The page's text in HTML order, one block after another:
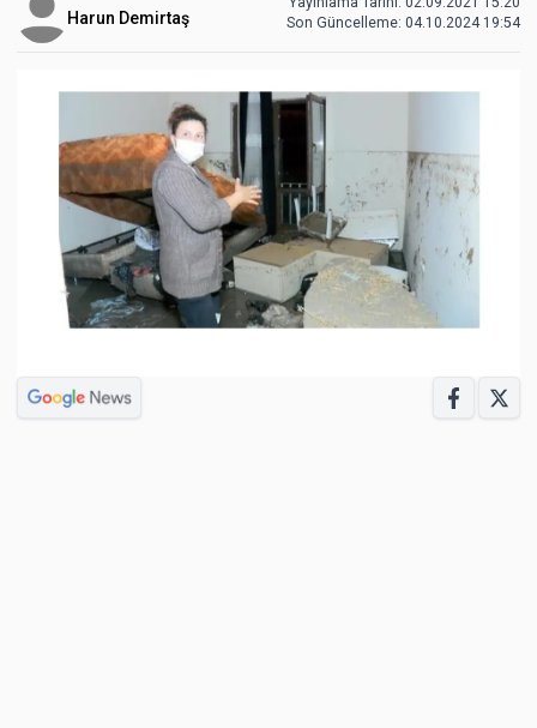
Harun Demirtaş
Son Güncelleme: 04.10.2024 19:54